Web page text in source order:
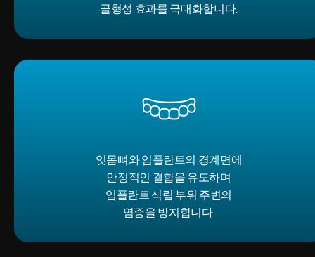
골형성 효과를 극대화합니다.
잇몸뼈와 임플란트의 경계면에
안정적인 결합을 유도하며
임플란트 식립 부위 주변의
염증을 방지합니다.